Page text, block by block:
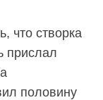
что створка
прислал
половину